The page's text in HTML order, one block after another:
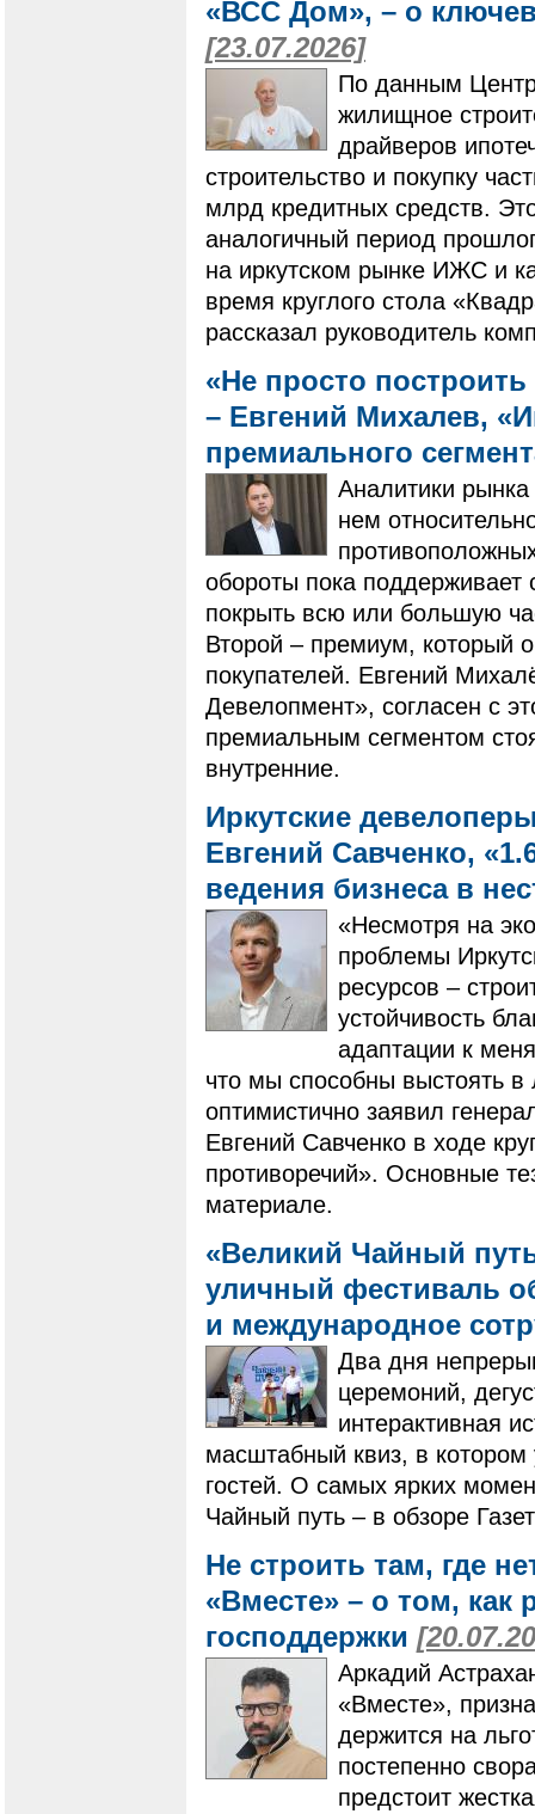
«ВСС Дом», – о
[23.07.2026]
По данным
жилищное
драйверов
строительство и покупку
млрд кредитных средств.
аналогичный период
на иркутском рынке ИЖС и
время круглого стола
рассказал руководитель
«Не просто
– Евгений Михалев,
премиального
Аналитики
нем
обороты пока
покрыть всю или большую
Второй – премиум, который
покупателей. Евгений
Девелопмент», согласен с
премиальным сегментом
внутренние.
Иркутские
Евгений Савченко,
ведения бизнеса в
«Несмотря на
проблемы
ресурсов –
устойчивость
адаптации к
что мы способны выстоять
оптимистично заявил
Евгений Савченко в ходе
противоречий». Основные
материале.
«Великий Чайный
уличный фестиваль
и международное
Два дня
церемоний,
интерактивная
масштабный квиз, в
гостей. О самых ярких
Чайный путь – в обзоре
Не строить там, где
«Вместе» – о том, как
господдержки
Аркадий
«Вместе»,
держится на
постепенно
предстоит